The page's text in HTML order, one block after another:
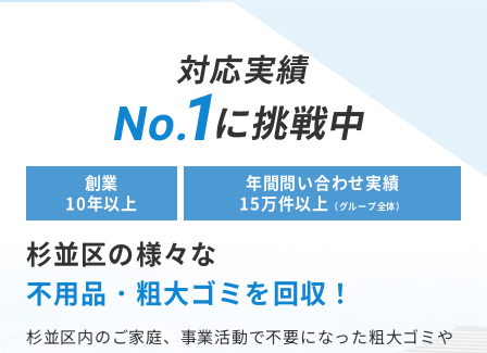
対応実績
No.1に挑戦中
創業
10年以上
年間問い合わせ実績
15万件以上
（グループ全体）
杉並区の様々な
不用品・粗大ゴミを回収！
杉並区内のご家庭、事業活動で不要になった粗大ゴミや